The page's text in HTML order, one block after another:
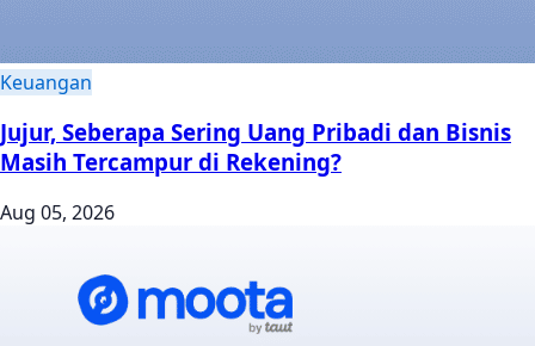
Keuangan
Jujur, Seberapa Sering Uang Pribadi dan Bisnis
Masih Tercampur di Rekening?
Aug 05, 2026